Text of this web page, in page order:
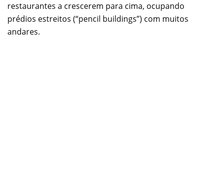
restaurantes a crescerem para cima, ocupando
prédios estreitos (“pencil buildings”) com muitos
andares.